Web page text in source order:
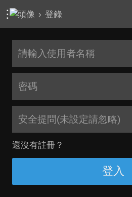
› 登錄
安全提問(未設定請忽略)
還沒有註冊？
登入